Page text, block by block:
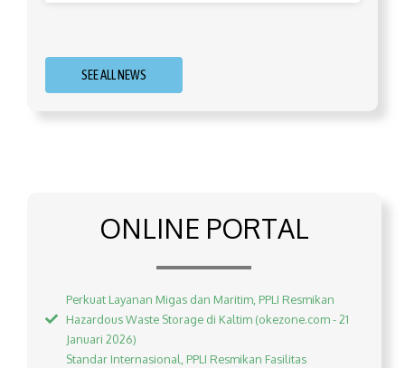
SEE ALL NEWS
ONLINE PORTAL
Perkuat Layanan Migas dan Maritim, PPLI Resmikan
Hazardous Waste Storage di Kaltim (okezone.com - 21
Januari 2026)
Standar Internasional, PPLI Resmikan Fasilitas